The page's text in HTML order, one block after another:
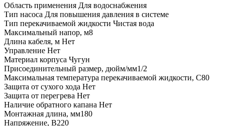
Область применения Для водоснабжения
Тип насоса Для повышения давления в системе
Тип перекачиваемой жидкости Чистая вода
Максимальный напор, м8
Длина кабеля, м Нет
Управление Нет
Материал корпуса Чугун
Присоединительный размер, дюйм/мм1/2
Максимальная температура перекачиваемой жидкости, С80
Защита от сухого хода Нет
Защита от перегрева Нет
Наличие обратного капана Нет
Монтажная длина, мм180
Напряжение, В220